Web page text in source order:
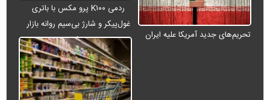
تحریم‌های جدید آمریکا علیه ایران
ردمی K۱۰۰ پرو مکس با باتری
غول‌پیکر و شارژ بی‌سیم روانه بازار
می‌شود